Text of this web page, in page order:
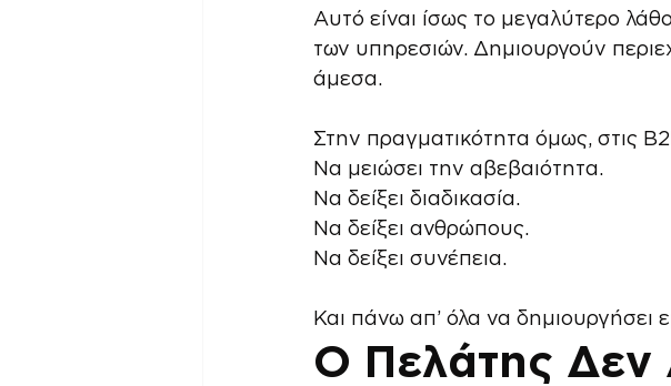
Αυτό είναι ίσως το μεγαλύτερο
των υπηρεσιών. Δημιουργούν
άμεσα.
Στην πραγματικότητα όμως, στις
Να μειώσει την αβεβαιότητα.
Να δείξει διαδικασία.
Να δείξει ανθρώπους.
Να δείξει συνέπεια.
Και πάνω απ’ όλα να δημιουργήσει
Ο Πελάτης Δεν